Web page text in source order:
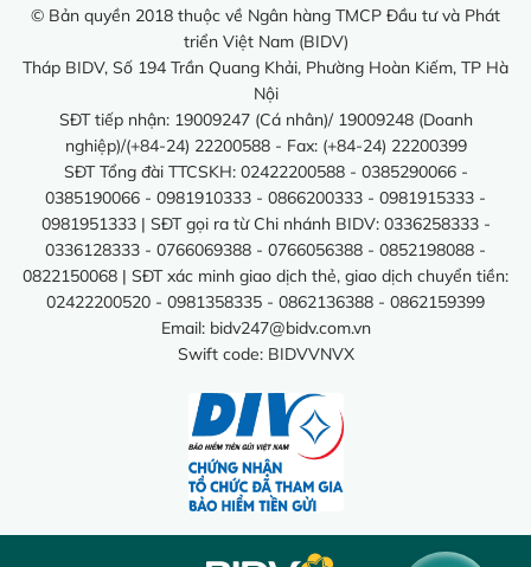
© Bản quyền 2018 thuộc về Ngân hàng TMCP Đầu tư và Phát
triển Việt Nam (BIDV)
Tháp BIDV, Số 194 Trần Quang Khải, Phường Hoàn Kiếm, TP Hà
Nội
SĐT tiếp nhận: 19009247 (Cá nhân)/ 19009248 (Doanh
nghiệp)/(+84-24) 22200588 - Fax: (+84-24) 22200399
SĐT Tổng đài TTCSKH: 02422200588 - 0385290066 -
0385190066 - 0981910333 - 0866200333 - 0981915333 -
0981951333 | SĐT gọi ra từ Chi nhánh BIDV: 0336258333 -
0336128333 - 0766069388 - 0766056388 - 0852198088 -
0822150068 | SĐT xác minh giao dịch thẻ, giao dịch chuyển tiền:
02422200520 - 0981358335 - 0862136388 - 0862159399
Email: bidv247@bidv.com.vn
Swift code: BIDVVNVX